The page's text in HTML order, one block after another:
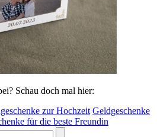
Schau doch mal hier:
zur Hochzeit Geldgeschenke
für die beste Freundin